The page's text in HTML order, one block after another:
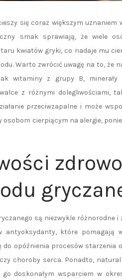
się coraz większym uznaniem
smak sprawiają, że wiele
kwiatów gryki, co nadaje mu
Warto zwrócić uwagę na to, że
witaminy z grupy B, minerały
z różnymi dolegliwościami,
przeciwzapalne i może
cierpiącym na alergie,
są niezwykle różnorodne i
które pomagają
do opóźnienia procesów starzenia
choroby serca. Ponadto,
doskonałym wsparciem w